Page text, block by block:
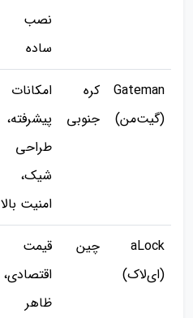
نصب
ساده
Gateman
(گیت‌من)
کره
جنوبی
امکانات
پیشرفته،
طراحی
شیک،
امنیت بالا
aLock
(ای‌لاک)
چین
قیمت
اقتصادی،
ظاهر